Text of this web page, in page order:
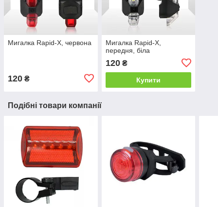
Мигалка Rapid-X, червона
120 ₴
Мигалка Rapid-X,
передня, біла
120₴
Купити
Подібні товари компанії